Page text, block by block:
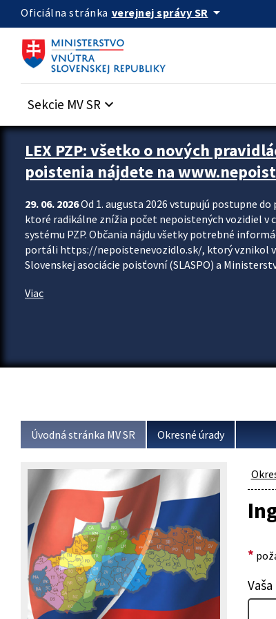
Preskocit na hlavný obsah
Oficiálna stránka verejnej správy SR arrow_drop_down
Sekcie MV SR keyboard_arrow_down
Zastavit automatický posun upútavok
LEX PZP: všetko o nových
poistenia nájdete na
29. 06. 2026Od 1. augusta 2026 vstupujú postupne
ktoré radikálne znížia počet nepoistených vozidiel v
systému PZP. Občania nájdu všetky potrebné
portáli https://nepoistenevozidlo.sk/, ktorý vznikol
Slovenskej asociácie poisťovní (SLASPO) a
Viac
Úvodná stránka MV SR Okresné úrady
*